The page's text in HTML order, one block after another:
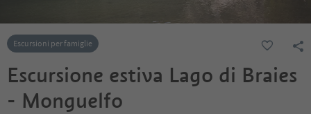
Escursioni per famiglie
Escursione estiva Lago di Braies
- Monguelfo